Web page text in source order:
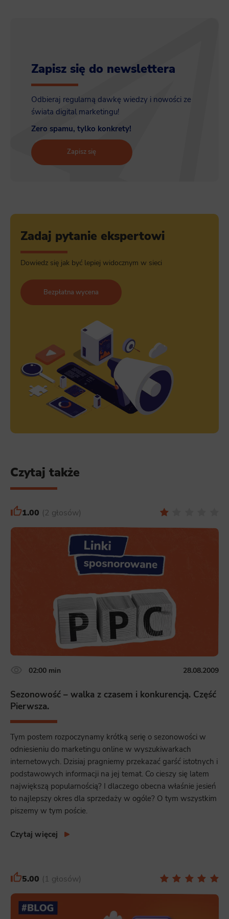
Zapisz się do newslettera
Odbieraj regularną dawkę wiedzy i nowości ze
świata digital marketingu!
Zero spamu, tylko konkrety!
Zapisz się
Zadaj pytanie ekspertowi
Dowiedz się jak być lepiej widocznym w sieci
Bezpłatna wycena
Czytaj także
1.00 2 głosów
02:00 min 28.08.2009
Sezonowość – walka z czasem i konkurencją. Część
Pierwsza.
Tym postem rozpoczynamy krótką serię o sezonowości w
odniesieniu do marketingu online w wyszukiwarkach
internetowych. Dzisiaj pragniemy przekazać garść istotnych i
podstawowych informacji na jej temat. Co cieszy się latem
największą popularnością? I dlaczego obecna właśnie jesień
to najlepszy okres dla sprzedaży w ogóle? O tym wszystkim
piszemy w tym poście.
Czytaj więcej
5.00 1 głosów